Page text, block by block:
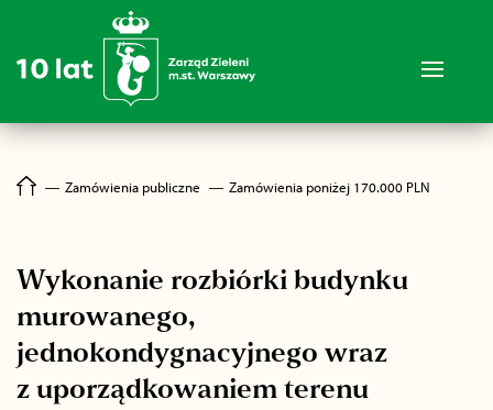
― Zamówienia publiczne ― Zamówienia poniżej 170.000 PLN
Wykonanie rozbiórki budynku
murowanego,
jednokondygnacyjnego wraz
z uporządkowaniem terenu